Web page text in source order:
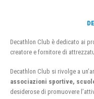
Decathlon Club è dedicato ai
creatore e fornitore di
Decathlon Club si rivolge a
associazioni sportive,
desiderose di promuovere